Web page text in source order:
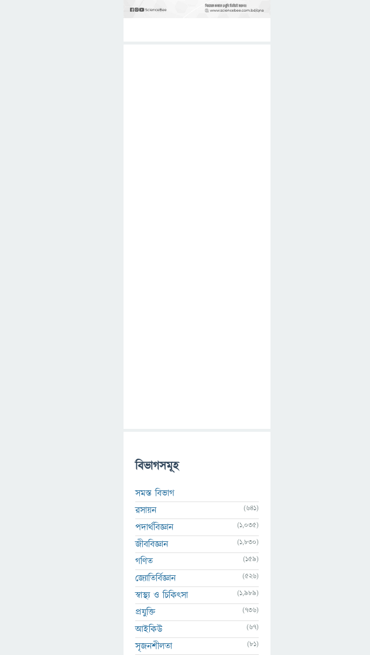
বিভাগসমূহ
সমস্ত বিভাগ
রসায়ন
(641)
পদার্থবিজ্ঞান (1,035)
জীববিজ্ঞান (1,830)
গণিত (159)
জ্যোতির্বিজ্ঞান (526)
স্বাস্থ্য ও চিকিৎসা (1,989)
প্রযুক্তি (736)
আইকিউ (67)
সৃজনশীলতা (81)